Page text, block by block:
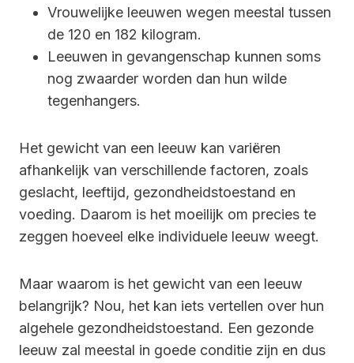
Vrouwelijke leeuwen wegen meestal tussen
de 120 en 182 kilogram.
Leeuwen in gevangenschap kunnen soms
nog zwaarder worden dan hun wilde
tegenhangers.
Het gewicht van een leeuw kan variëren
afhankelijk van verschillende factoren, zoals
geslacht, leeftijd, gezondheidstoestand en
voeding. Daarom is het moeilijk om precies te
zeggen hoeveel elke individuele leeuw weegt.
Maar waarom is het gewicht van een leeuw
belangrijk? Nou, het kan iets vertellen over hun
algehele gezondheidstoestand. Een gezonde
leeuw zal meestal in goede conditie zijn en dus